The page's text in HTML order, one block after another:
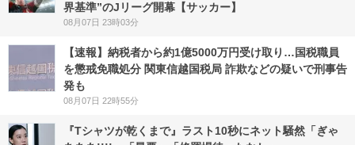
界基準”のJリーグ開幕【サッカー】
08月07日 23時03分
【速報】納税者から約1億5000万円受け取り…国税職員
を懲戒免職処分 関東信越国税局 詐欺などの疑いで刑事告
発も
08月07日 22時55分
『Tシャツが乾くまで』ラスト10秒にネット騒然「ぎゃ